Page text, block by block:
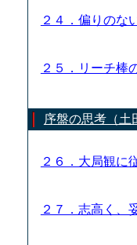
２４．偏りのな
２５．リーチ棒
序盤の思考（土
２６．大局観に
２７．志高く、